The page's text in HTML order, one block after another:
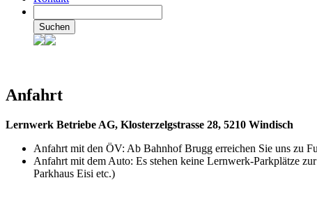
Suchen
Anfahrt
Lernwerk Betriebe AG, Klosterzelgstrasse 28, 5210 Windisch
Anfahrt mit den ÖV: Ab Bahnhof Brugg erreichen Sie uns zu
Anfahrt mit dem Auto: Es stehen keine Lernwerk-Parkplätze
Parkhaus Eisi etc.)